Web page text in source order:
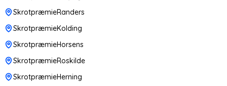
SkrotpræmieRanders
SkrotpræmieKolding
SkrotpræmieHorsens
SkrotpræmieRoskilde
SkrotpræmieHerning